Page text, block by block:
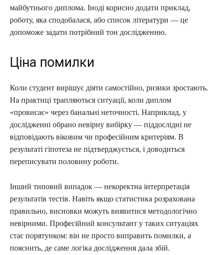
майбутнього диплома. Іноді корисно додати приклад,
роботу, яка сподобалася, або список літератури — це
допоможе задати потрібний тон дослідженню.
Ціна помилки
Коли студент вирішує діяти самостійно, ризики зростають.
На практиці трапляються ситуації, коли диплом
«провисає» через банальні неточності. Наприклад, у
дослідженні обрано невірну вибірку — піддослідні не
відповідають віковим чи професійним критеріям. В
результаті гіпотеза не підтверджується, і доводиться
переписувати половину роботи.
Інший типовий випадок — некоректна інтерпретація
результатів тестів. Навіть якщо статистика розрахована
правильно, висновки можуть виявитися методологічно
невірними. Професійний консультант у таких ситуаціях
стає порятунком: він не просто виправить помилки, а
пояснить, де саме логіка дослідження дала збій.